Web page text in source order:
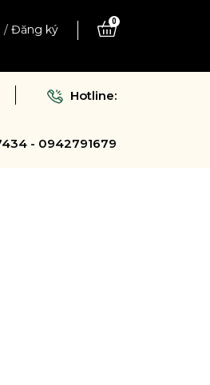
/ Đăng ký
0
Hotline:
- 0942791679